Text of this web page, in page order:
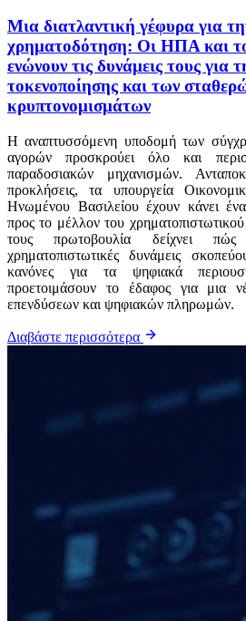
Μια διατλαντική γέφυρα για
χρηματοδότηση: Οι ΗΠΑ και
ενώνουν τις δυνάμεις τους για
τοκενοποίησης και των
κρυπτονομισμάτων
Η αναπτυσσόμενη υποδομή των
αγορών προσκρούει όλο και
παραδοσιακών μηχανισμών.
προκλήσεις, τα υπουργεία
Ηνωμένου Βασιλείου έχουν κάνει
προς το μέλλον του
τους πρωτοβουλία δείχνει
χρηματοπιστωτικές δυνάμεις
κανόνες για τα ψηφιακά
προετοιμάσουν το έδαφος για μια
επενδύσεων και ψηφιακών πληρωμών.
Διαβάστε περισσότερα